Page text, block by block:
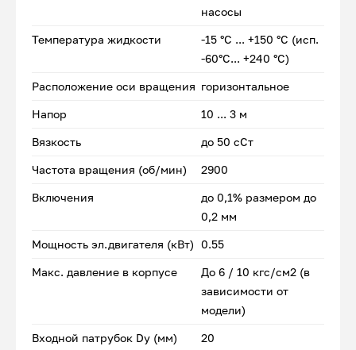
насосы
Температура жидкости
-15 °С ... +150 °С (исп.
-60°С... +240 °С)
Расположение оси вращения горизонтальное
Напор 10 ... 3 м
Вязкость до 50 сСт
Частота вращения (об/мин) 2900
Включения
до 0,1% размером до
0,2 мм
Мощность эл.двигателя (кВт) 0.55
Макс. давление в корпусе
До 6 / 10 кгс/см2 (в
зависимости от
модели)
Входной патрубок Dу (мм) 20